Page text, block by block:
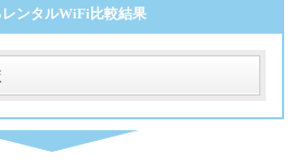
ンタルWiFi比較結果